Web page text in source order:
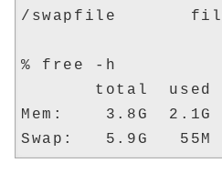
/swapfile
% free -h
total  used
Mem:    3.8G